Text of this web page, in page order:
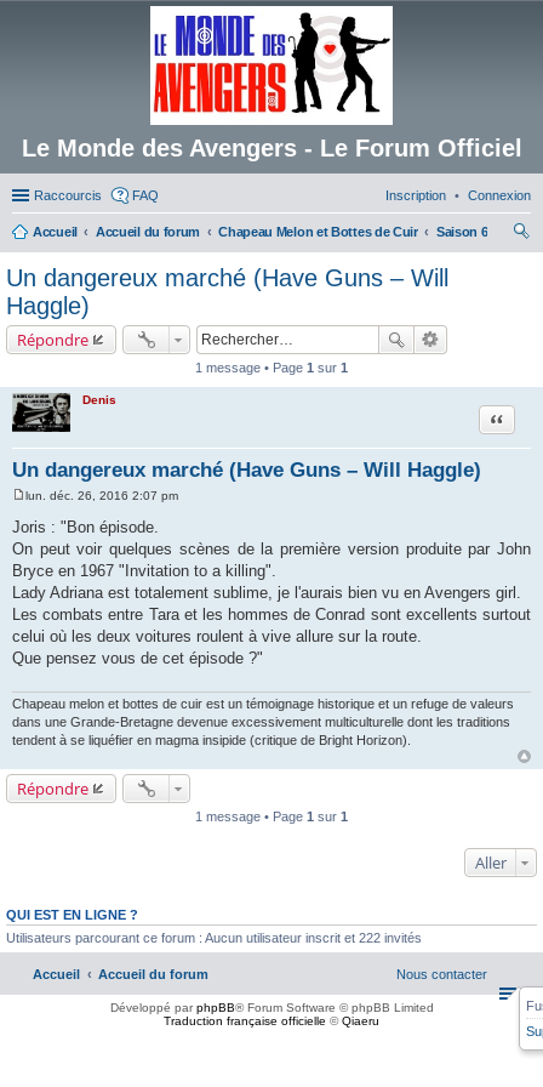
Le Monde des Avengers - Le Forum Officiel
Raccourcis FAQ Connexion
Inscription
Accueil Accueil du forum Chapeau Melon et Bottes de Cuir
Saison 6
Un dangereux marché (Have Guns – Will
Haggle)
Répondre
1 message • Page 1 sur 1
Denis
Un dangereux marché (Have Guns – Will Haggle)
Citation
s
s
g
e
lun. déc. 26, 2016 2:07 pm
Joris : "Bon épisode.
On peut voir quelques scènes de la première version produite par John
Bryce en 1967 "Invitation to a killing".
Lady Adriana est totalement sublime, je l'aurais bien vu en Avengers girl.
Les combats entre Tara et les hommes de Conrad sont excellents surtout
celui où les deux voitures roulent à vive allure sur la route.
Que pensez vous de cet épisode ?"
Chapeau melon et bottes de cuir est un témoignage historique et un refuge de valeurs
dans une Grande-Bretagne devenue excessivement multiculturelle dont les traditions
tendent à se liquéfier en magma insipide (critique de Bright Horizon).
Répondre
1 message • Page 1 sur 1
Aller
QUI EST EN LIGNE ?
Utilisateurs parcourant ce forum : Aucun utilisateur inscrit et 222 invités
Accueil Accueil du forum Nous contacter
Développé parphpBB® Forum Software © phpBB Limited
Traduction française officielle ©Qiaeru